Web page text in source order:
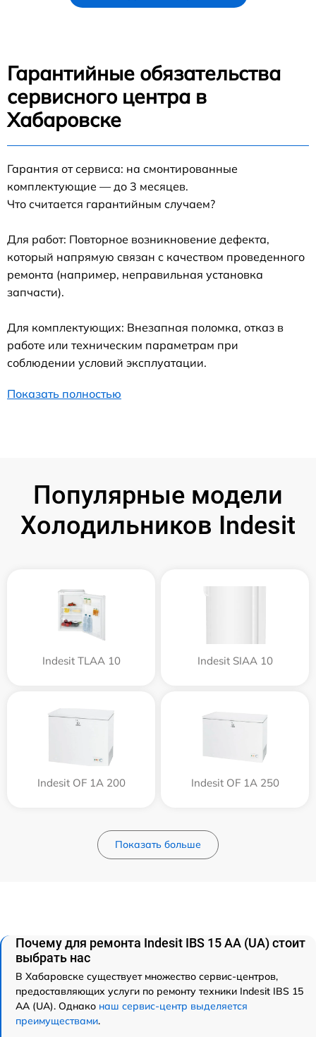
Гарантийные обязательства
сервисного центра в
Хабаровске
Гарантия от сервиса: на смонтированные
комплектующие — до 3 месяцев.
Что считается гарантийным случаем?
Для работ: Повторное возникновение дефекта,
который напрямую связан с качеством проведенного
ремонта (например, неправильная установка
запчасти).
Для комплектующих: Внезапная поломка, отказ в
работе или техническим параметрам при
соблюдении условий эксплуатации.
Показать полностью
Популярные модели
Холодильников Indesit
Indesit TLAA 10 Indesit SIAA 10
Indesit OF 1A 200 Indesit OF 1A 250
Показать больше
Почему для ремонта Indesit IBS 15 AA (UA) стоит
выбрать нас
В Хабаровске существует множество сервис-центров,
предоставляющих услуги по ремонту техники Indesit IBS 15
AA (UA). Однако наш сервис-центр выделяется
преимуществами.